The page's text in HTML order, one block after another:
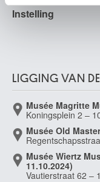
Livorno (Italië) 1924
Barye Antoine-Louis
Baseleer Richard
Bassani Cesare
Bassano Leandro
Bassano del Grappa
Bastien Alfred
Instelling
LIGGING VAN
Musée Magritte
Koningsplein 2 –
Musée Old
Musée Wiertz
11.10.2024)
Vautierstraat 62 –